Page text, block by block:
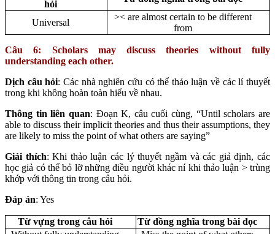
hỏi
Universal
>< are almost certain to be different
from
Câu 6: Scholars may discuss theories without fully
understanding each other.
Dịch câu hỏi: Các nhà nghiên cứu có thể thảo luận về các lí thuyết
trong khi không hoàn toàn hiểu về nhau.
Thông tin liên quan: Đoạn K, câu cuối cùng, “Until scholars are
able to discuss their implicit theories and thus their assumptions, they
are likely to miss the point of what others are saying”
Giải thích: Khi thảo luận các lý thuyết ngầm và các giả định, các
học giả có thể bỏ lỡ những điều người khác ní khi thảo luận > trùng
khớp với thông tin trong câu hỏi.
Đáp án: Yes
Từ vựng trong câu hỏi
Từ đồng nghĩa trong bài đọc